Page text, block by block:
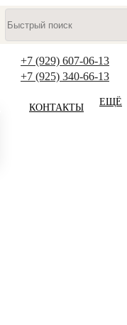
+7 (929) 607-06-13
+7 (925) 340-66-13
КОНТАКТЫ
ЕЩЁ